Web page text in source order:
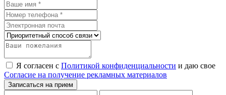
Я согласен с Политикой конфиденциальности и даю свое
Согласие на получение рекламных материалов